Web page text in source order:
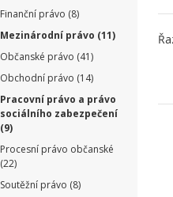
Finanční právo (8)
Mezinárodní právo (11)
Občanské právo (41)
Obchodní právo (14)
Pracovní právo a právo
sociálního zabezpečení
(9)
Procesní právo občanské
(22)
Soutěžní právo (8)